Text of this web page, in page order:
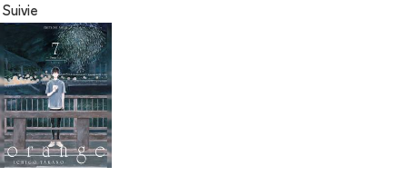
Suivie